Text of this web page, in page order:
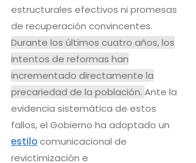
estructurales efectivos ni promesas
de recuperación convincentes.
Durante los últimos cuatro años, los
intentos de reformas han
incrementado directamente la
precariedad de la población. Ante la
evidencia sistemática de estos
fallos, el Gobierno ha adoptado un
estilocomunicacional de
revictimización e